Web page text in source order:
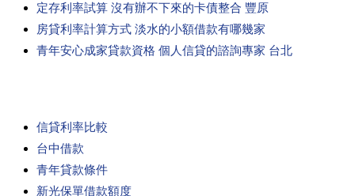
定存利率試算 沒有辦不下來的卡債整合 豐原
房貸利率計算方式 淡水的小額借款有哪幾家
青年安心成家貸款資格 個人信貸的諮詢專家 台北
信貸利率比較
台中借款
青年貸款條件
新光保單借款額度